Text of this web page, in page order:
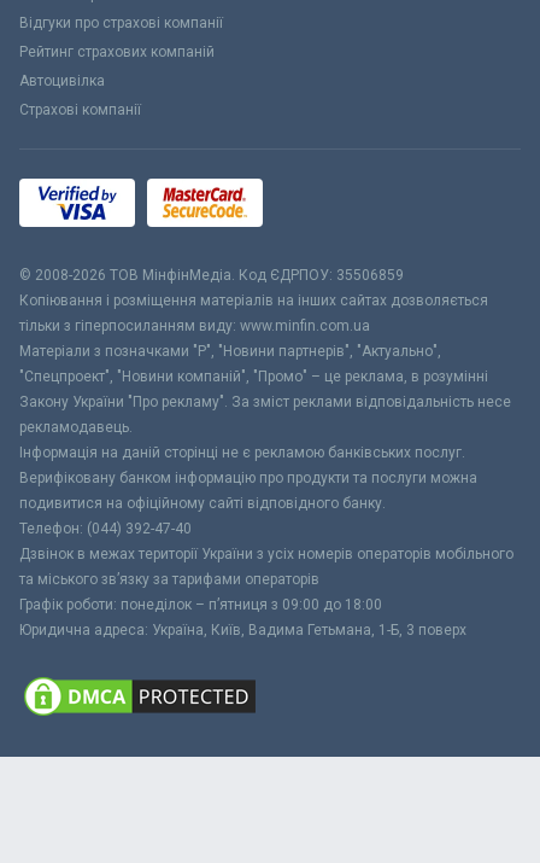
Відгуки про страхові компанії
Рейтинг страхових компаній
Автоцивілка
Страхові компанії
© 2008-2026 ТОВ МiнфiнМедiа. Код ЄДРПОУ: 35506859
Копіювання і розміщення матеріалів на інших сайтах дозволяється
тільки з гіперпосиланням виду: www.minfin.com.ua
Матеріали з позначками "Р", "Новини партнерів", "Актуально",
"Спецпроект", "Новини компаній", "Промо" – це реклама, в розумінні
Закону України "Про рекламу". За зміст реклами відповідальність несе
рекламодавець.
Інформація на даній сторінці не є рекламою банківських послуг.
Верифіковану банком інформацію про продукти та послуги можна
подивитися на офіційному сайті відповідного банку.
Телефон: (044) 392-47-40
Дзвінок в межах території України з усіх номерів операторів мобільного
та міського зв’язку за тарифами операторів
Графік роботи: понеділок – п’ятниця з 09:00 до 18:00
Юридична адреса: Україна, Київ, Вадима Гетьмана, 1-Б, 3 поверх